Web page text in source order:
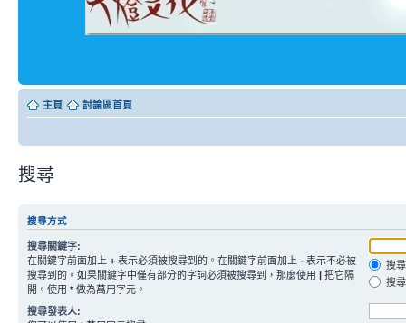
主頁 討論區首頁
搜尋
搜尋方式
搜尋關鍵字:
在關鍵字前面加上 + 表示必須被搜尋到的。在關鍵字前面加上 - 表示不必被
搜尋到的。如果關鍵字中僅有部分的字詞必須被搜尋到，那麼使用 | 把它隔
開。使用 * 做為萬用字元。
搜
搜
搜尋發表人: